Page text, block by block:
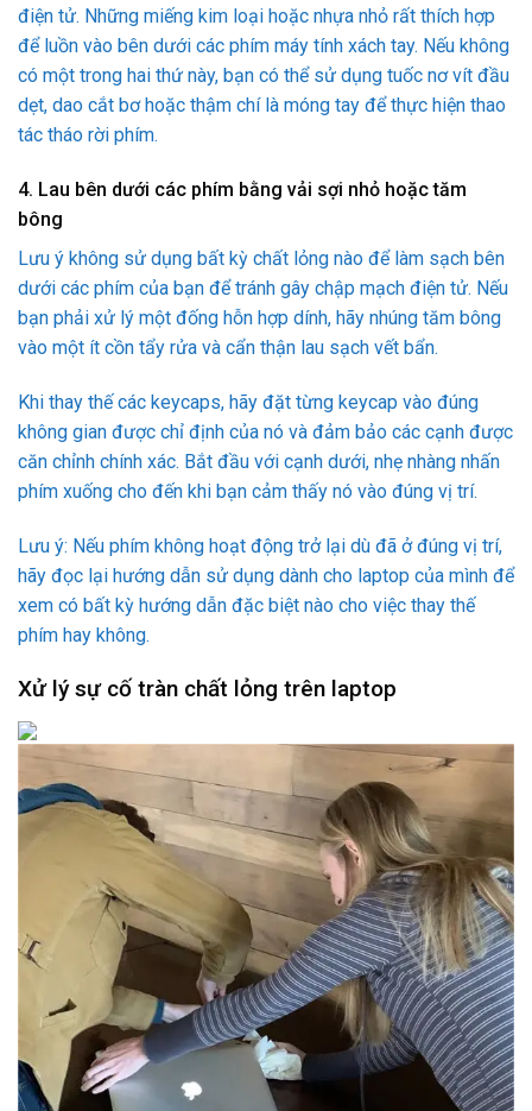
điện tử. Những miếng kim loại hoặc nhựa nhỏ rất thích hợp
để luồn vào bên dưới các phím máy tính xách tay. Nếu không
có một trong hai thứ này, bạn có thể sử dụng tuốc nơ vít đầu
dẹt, dao cắt bơ hoặc thậm chí là móng tay để thực hiện thao
tác tháo rời phím.
4. Lau bên dưới các phím bằng vải sợi nhỏ hoặc tăm
bông
Lưu ý không sử dụng bất kỳ chất lỏng nào để làm sạch bên
dưới các phím của bạn để tránh gây chập mạch điện tử. Nếu
bạn phải xử lý một đống hỗn hợp dính, hãy nhúng tăm bông
vào một ít cồn tẩy rửa và cẩn thận lau sạch vết bẩn.
Khi thay thế các keycaps, hãy đặt từng keycap vào đúng
không gian được chỉ định của nó và đảm bảo các cạnh được
căn chỉnh chính xác. Bắt đầu với cạnh dưới, nhẹ nhàng nhấn
phím xuống cho đến khi bạn cảm thấy nó vào đúng vị trí.
Lưu ý: Nếu phím không hoạt động trở lại dù đã ở đúng vị trí,
hãy đọc lại hướng dẫn sử dụng dành cho laptop của mình để
xem có bất kỳ hướng dẫn đặc biệt nào cho việc thay thế
phím hay không.
Xử lý sự cố tràn chất lỏng trên laptop